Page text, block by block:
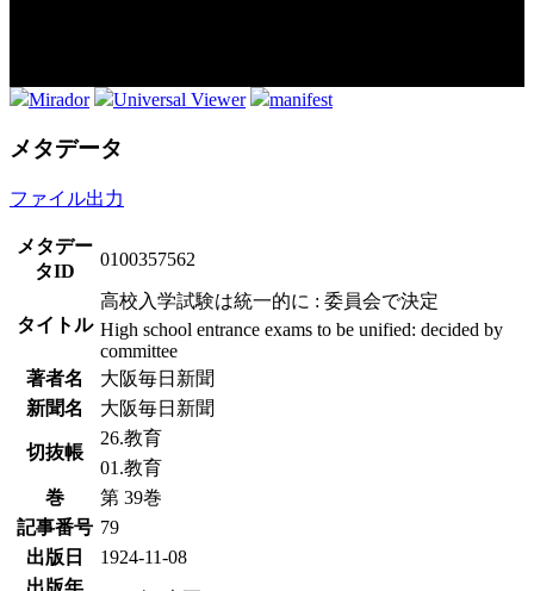
Mirador Universal Viewer manifest
メタデータ
ファイル出力
メタデー
タID
0100357562
タイトル
高校入学試験は統一的に : 委員会で決定
High school entrance exams to be unified: decided by
committee
著者名
大阪毎日新聞
新聞名
大阪毎日新聞
切抜帳
26.教育
01.教育
巻
第 39巻
記事番号 79
出版日
1924-11-08
出版年